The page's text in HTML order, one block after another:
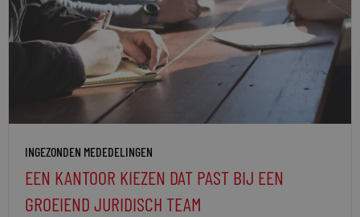
INGEZONDEN MEDEDELINGEN
EEN KANTOOR KIEZEN DAT PAST BIJ EEN
GROEIEND JURIDISCH TEAM